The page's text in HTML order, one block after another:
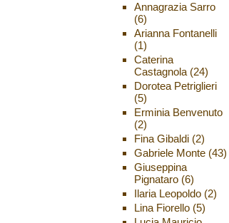
Annagrazia Sarro
(6)
Arianna Fontanelli
(1)
Caterina
Castagnola(24)
Dorotea Petriglieri
(5)
Erminia Benvenuto
(2)
Fina Gibaldi(2)
Gabriele Monte(43)
Giuseppina
Pignataro(6)
Ilaria Leopoldo(2)
Lina Fiorello(5)